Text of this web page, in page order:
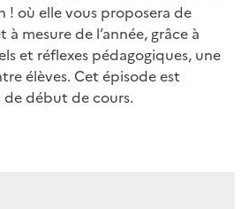
où elle vous proposera de
mesure de l’année, grâce à
et réflexes pédagogiques, une
élèves. Cet épisode est
de début de cours.